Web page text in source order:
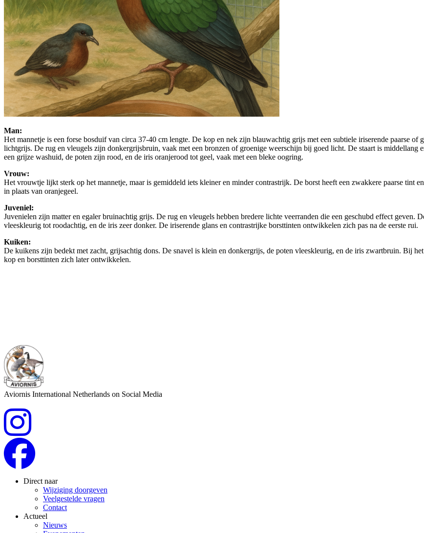
Man:
Het mannetje is een forse bosduif van circa 37-40 cm lengte. De kop en nek zijn blauwachtig grijs met een subtiele iriserende paarse
lichtgrijs. De rug en vleugels zijn donkergrijsbruin, vaak met een bronzen of groenige weerschijn bij goed licht. De staart is middellang
een grijze washuid, de poten zijn rood, en de iris oranjerood tot geel, vaak met een bleke oogring.
Vrouw:
Het vrouwtje lijkt sterk op het mannetje, maar is gemiddeld iets kleiner en minder contrastrijk. De borst heeft een zwakkere paarse tint
in plaats van oranjegeel.
Juveniel:
Juvenielen zijn matter en egaler bruinachtig grijs. De rug en vleugels hebben bredere lichte veerranden die een geschubd effect
vleeskleurig tot roodachtig, en de iris zeer donker. De iriserende glans en contrastrijke borsttinten ontwikkelen zich pas na de eerste rui.
Kuiken:
De kuikens zijn bedekt met zacht, grijsachtig dons. De snavel is klein en donkergrijs, de poten vleeskleurig, en de iris zwartbruin. Bij
kop en borsttinten zich later ontwikkelen.
Aviornis International Netherlands on Social Media
Direct naar
Wijziging doorgeven
Veelgestelde vragen
Contact
Actueel
Nieuws